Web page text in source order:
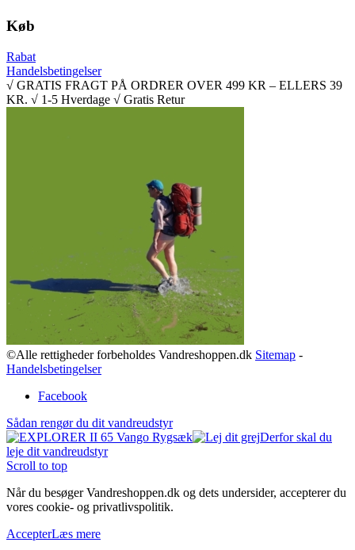
Køb
Rabat
Handelsbetingelser
√ GRATIS FRAGT PÅ ORDRER OVER 499 KR – ELLERS 39
KR. √ 1-5 Hverdage √ Gratis Retur
©Alle rettigheder forbeholdes Vandreshoppen.dk Sitemap -
Handelsbetingelser
Facebook
Sådan rengør du dit vandreudstyr
Derfor skal du
leje dit vandreudstyr
Scroll to top
Når du besøger Vandreshoppen.dk og dets undersider, accepterer du
vores cookie- og privatlivspolitik.
AccepterLæs mere